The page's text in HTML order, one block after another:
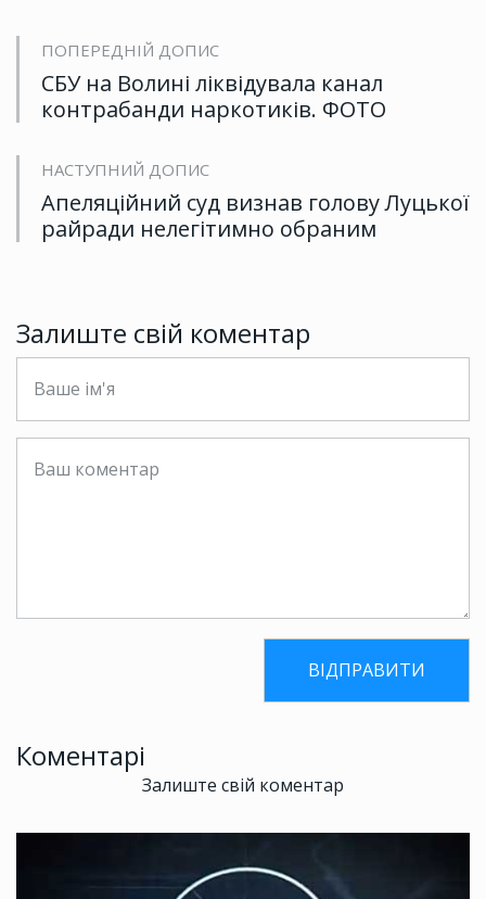
ПОПЕРЕДНІЙ ДОПИС
СБУ на Волині ліквідувала канал
контрабанди наркотиків. ФОТО
НАСТУПНИЙ ДОПИС
Апеляційний суд визнав голову Луцької
райради нелегітимно обраним
Залиште свій коментар
Коментарі
Залиште свій коментар